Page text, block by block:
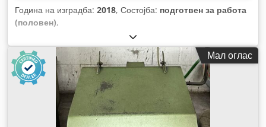
Година на изградба: 2018, Состојба: подготвен за работа
(половен),
Мал оглас